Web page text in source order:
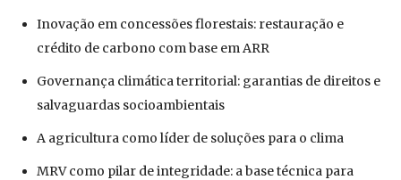
Inovação em concessões florestais: restauração e
crédito de carbono com base em ARR
Governança climática territorial: garantias de direitos e
salvaguardas socioambientais
A agricultura como líder de soluções para o clima
MRV como pilar de integridade: a base técnica para